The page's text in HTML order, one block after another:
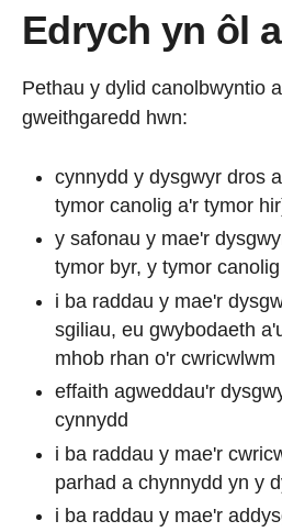
Edrych yn ôl
Pethau y dylid canolbwyntio
gweithgaredd hwn:
cynnydd y dysgwyr dros
tymor canolig a'r tymor
y safonau y mae'r
tymor byr, y tymor
i ba raddau y mae'r
sgiliau, eu gwybodaeth
mhob rhan o'r cwricwlwm
effaith agweddau'r
cynnydd
i ba raddau y mae'r
parhad a chynnydd yn y
i ba raddau y mae'r